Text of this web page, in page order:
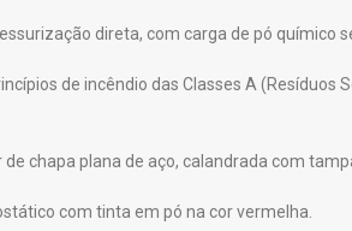
direta, com carga de pó químico
de incêndio das Classes A
chapa plana de aço, calandrada com
com tinta em pó na cor vermelha.